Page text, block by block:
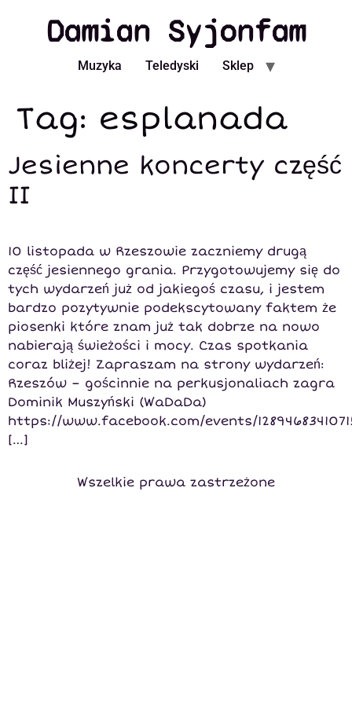
Damian Syjonfam
Muzyka Teledyski Sklep
Tag: esplanada
Jesienne koncerty część
II
10 listopada w Rzeszowie zaczniemy drugą
część jesiennego grania. Przygotowujemy się do
tych wydarzeń już od jakiegoś czasu, i jestem
bardzo pozytywnie podekscytowany faktem że
piosenki które znam już tak dobrze na nowo
nabierają świeżości i mocy. Czas spotkania
coraz bliżej! Zapraszam na strony wydarzeń:
Rzeszów – gościnnie na perkusjonaliach zagra
Dominik Muszyński (WaDaDa)
https://www.facebook.com/events/
[…]
Wszelkie prawa zastrzeżone